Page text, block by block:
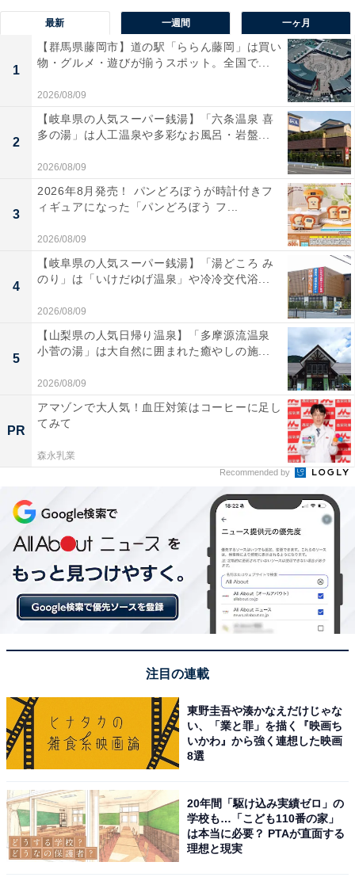
最新 一週間 一ヶ月
1
【群馬県藤岡市】道の駅「ららん藤岡」は買い
物・グルメ・遊びが揃うスポット。全国で...
2026/08/09
2
【岐阜県の人気スーパー銭湯】「六条温泉 喜
多の湯」は人工温泉や多彩なお風呂・岩盤...
2026/08/09
3
2026年8月発売！ パンどろぼうが時計付きフ
ィギュアになった「パンどろぼう フ...
2026/08/09
4
【岐阜県の人気スーパー銭湯】「湯どころ み
のり」は「いけだゆげ温泉」や冷冷交代浴...
2026/08/09
5
【山梨県の人気日帰り温泉】「多摩源流温泉
小菅の湯」は大自然に囲まれた癒やしの施...
2026/08/09
PR
アマゾンで大人気！血圧対策はコーヒーに足し
てみて
森永乳業
Recommended by
注目の連載
東野圭吾や湊かなえだけじゃな
い、「業と罪」を描く『映画ち
いかわ』から強く連想した映画
8選
20年間「駆け込み実績ゼロ」の
学校も…「こども110番の家」
は本当に必要？ PTAが直面する
理想と現実